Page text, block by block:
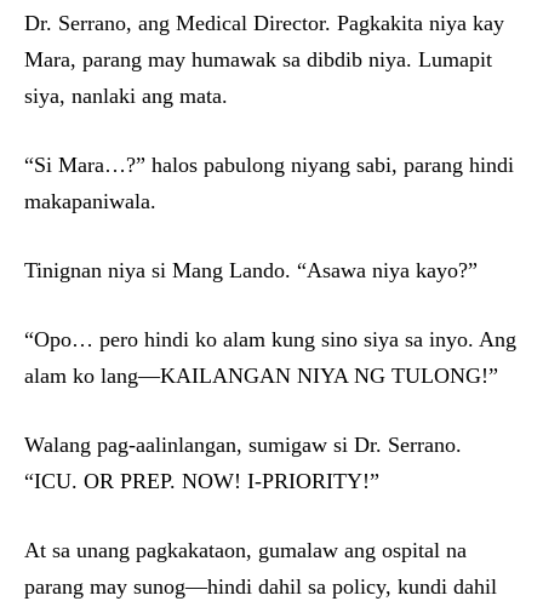
Dr. Serrano, ang Medical Director. Pagkakita niya kay
Mara, parang may humawak sa dibdib niya. Lumapit
siya, nanlaki ang mata.
“Si Mara…?” halos pabulong niyang sabi, parang hindi
makapaniwala.
Tinignan niya si Mang Lando. “Asawa niya kayo?”
“Opo… pero hindi ko alam kung sino siya sa inyo. Ang
alam ko lang—KAILANGAN NIYA NG TULONG!”
Walang pag-aalinlangan, sumigaw si Dr. Serrano.
“ICU. OR PREP. NOW! I-PRIORITY!”
At sa unang pagkakataon, gumalaw ang ospital na
parang may sunog—hindi dahil sa policy, kundi dahil